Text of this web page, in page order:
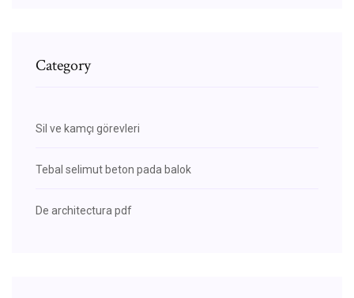
Category
Sil ve kamçı görevleri
Tebal selimut beton pada balok
De architectura pdf